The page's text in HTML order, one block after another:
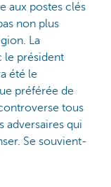
aux postes clés
non plus
La
le président
été le
préférée de
tous
adversaires qui
Se souvient-